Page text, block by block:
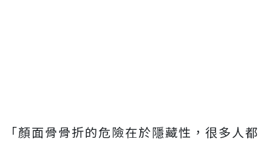
「顏面骨骨折的危險在於隱藏性，很多人都